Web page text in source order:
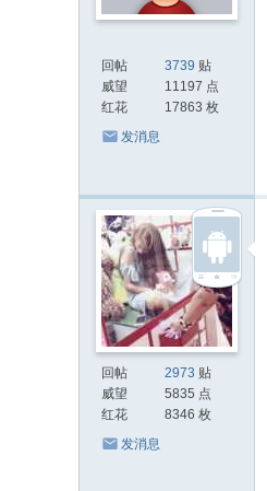
回帖 3739 贴
威望
11197 点
红花
17863 枚
发消息
回帖 2973 贴
威望
5835 点
红花
8346 枚
发消息